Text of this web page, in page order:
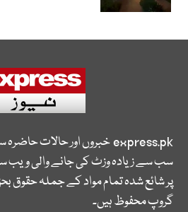
express.pkخبروں اور حالات
سب سے زیادہ وزٹ کی جانے والی
پر شائع شدہ تمام مواد کے جملہ حقوق
گروپ محفوظ ہیں۔